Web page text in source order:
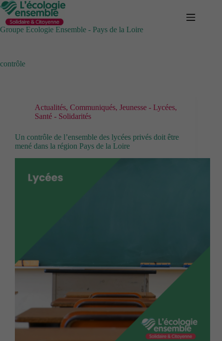
Passer
au
contenu
Groupe Ecologie Ensemble - Pays de la Loire
contrôle
Actualités, Communiqués, Jeunesse - Lycées,
Santé - Solidarités
Un contrôle de l’ensemble des lycées privés doit être
mené dans la région Pays de la Loire